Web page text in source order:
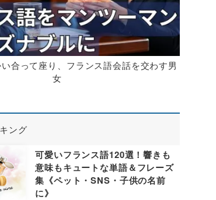
合って座り、フランス語会話を交わす男
女
ング
可愛いフランス語120選！響きも
意味もキュートな単語＆フレーズ
集《ペット・SNS・子供の名前
に》